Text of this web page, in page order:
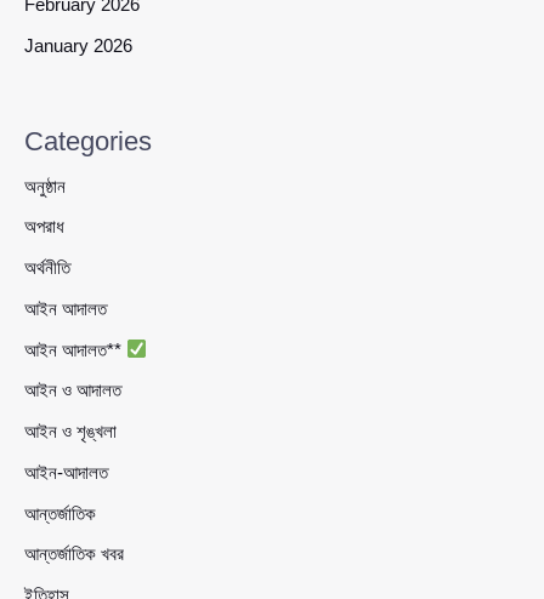
January 2026
Categories
অনুষ্ঠান
অপরাধ
অর্থনীতি
আইন আদালত
আইন আদালত**
আইন ও আদালত
আইন ও শৃঙ্খলা
আইন-আদালত
আন্তর্জাতিক
আন্তর্জাতিক খবর
ইতিহাস